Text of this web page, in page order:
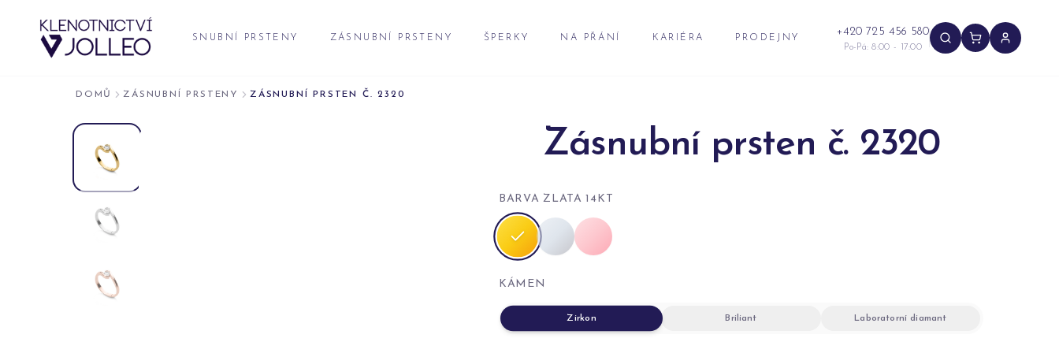
SNUBNÍ PRSTENY ZÁSNUBNÍ PRSTENY ŠPERKY NA PŘÁNÍ KARIÉRA PRODEJNY +420 725 456 580
Po-Pá: 8:00 - 17:00
DOMŮ ZÁSNUBNÍ PRSTENY ZÁSNUBNÍ PRSTEN Č. 2320
Zásnubní prsten č. 2320
BARVA ZLATA 14KT
KÁMEN
Zirkon Briliant Laboratorní diamant